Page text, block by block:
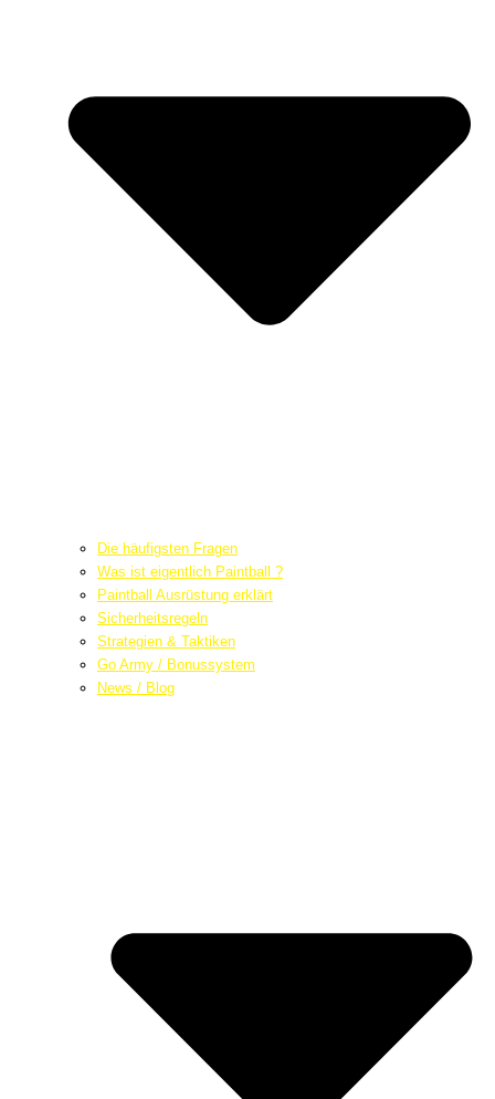
Die häufigsten Fragen
Was ist eigentlich Paintball ?
Paintball Ausrüstung erklärt
Sicherheitsregeln
Strategien & Taktiken
Go Army / Bonussystem
News / Blog